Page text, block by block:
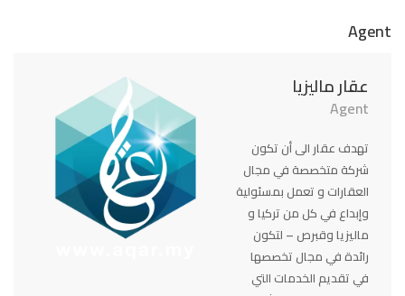
Agent
عقار ماليزيا
Agent
تهدف عقار الى أن تكون
شركة متخصصة في مجال
العقارات و تعمل بمسئولية
وإبداع في كل من تركيا و
ماليزيا وقبرص – لتكون
رائدة في مجال تخصصها
في تقديم الخدمات التي